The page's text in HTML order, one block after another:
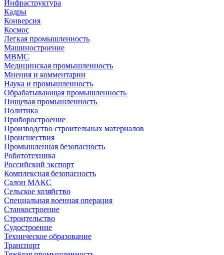
Инфраструктура
Кадры
Конверсия
Космос
Легкая промышленность
Машиностроение
МВМС
Медицинская промышленность
Мнения и комментарии
Наука и промышленность
Обрабатывающая промышленность
Пищевая промышленность
Политика
Приборостроение
Производство строительных материалов
Происшествия
Промышленная безопасность
Робототехника
Российский экспорт
Комплексная безопасность
Салон МАКС
Сельское хозяйство
Специальная военная операция
Станкостроение
Строительство
Судостроение
Техническое образование
Транспорт